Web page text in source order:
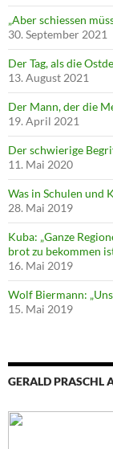
„Aber schiessen
30. September 2021
Der Tag, als die
13. August 2021
Der Mann, der die
19. April 2021
Der schwierige
11. Mai 2020
Was in Schulen und
28. Mai 2019
Kuba: „Ganze
brot zu bekommen
16. Mai 2019
Wolf Biermann:
15. Mai 2019
GERALD PRASCHL